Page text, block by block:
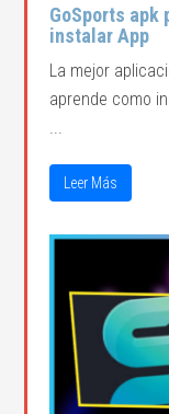
GoSports apk
instalar App
La mejor
aprende como
Leer Más